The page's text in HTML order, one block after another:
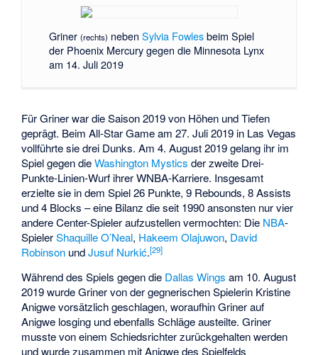
Griner (rechts) neben Sylvia Fowlesbeim Spiel
der Phoenix Mercury gegen die Minnesota Lynx
am 14. Juli 2019
Für Griner war die Saison 2019 von Höhen und Tiefen
geprägt. Beim All-Star Game am 27. Juli 2019 in Las Vegas
vollführte sie drei Dunks. Am 4. August 2019 gelang ihr im
Spiel gegen dieWashington Mystics der zweite Drei-
Punkte-Linien-Wurf ihrer WNBA-Karriere. Insgesamt
erzielte sie in dem Spiel 26 Punkte, 9 Rebounds, 8 Assists
und 4 Blocks – eine Bilanz die seit 1990 ansonsten nur vier
andere Center-Spieler aufzustellen vermochten: Die NBA-
SpielerShaquille O’Neal, Hakeem Olajuwon, David
Robinson undJusuf Nurkić.[29]
Während des Spiels gegen die Dallas Wings am 10. August
2019 wurde Griner von der gegnerischen Spielerin Kristine
Anigwevorsätzlich geschlagen, woraufhin Griner auf
Anigwe losging und ebenfalls Schläge austeilte. Griner
musste von einem Schiedsrichter zurückgehalten werden
und wurde zusammen mit Anigwe des Spielfelds